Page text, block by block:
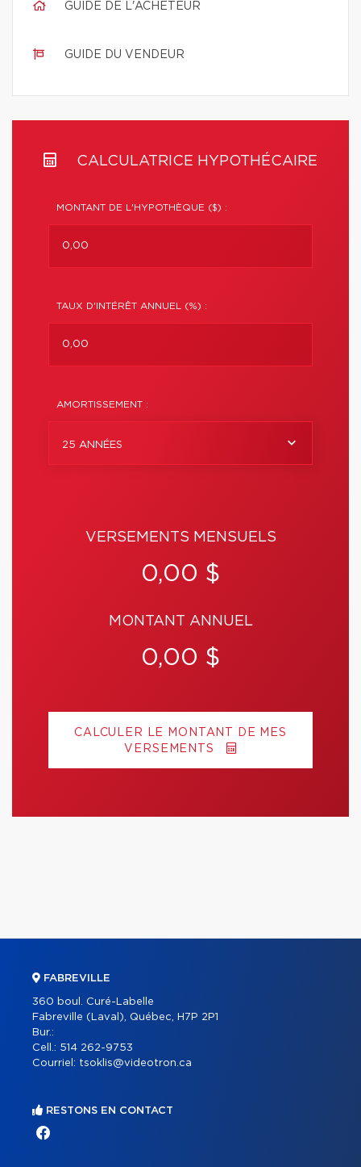
GUIDE DE L'ACHETEUR
GUIDE DU VENDEUR
CALCULATRICE HYPOTHÉCAIRE
MONTANT DE L'HYPOTHÈQUE ($) :
TAUX D'INTÉRÊT ANNUEL (%) :
AMORTISSEMENT :
25 ANNÉES
VERSEMENTS MENSUELS
0,00 $
MONTANT ANNUEL
0,00 $
CALCULER LE MONTANT DE MES
VERSEMENTS
FABREVILLE
360 boul. Curé-Labelle
Fabreville (Laval), Québec, H7P 2P1
Bur.:
Cell.: 514 262-9753
Courriel: tsoklis@videotron.ca
RESTONS EN CONTACT